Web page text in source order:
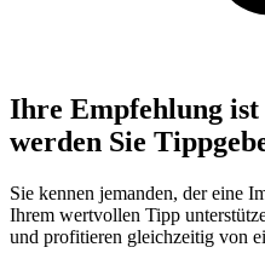
Ihre Empfehlung ist
werden Sie
Sie kennen jemanden, der eine
Ihrem wertvollen Tipp
und profitieren gleichzeitig von